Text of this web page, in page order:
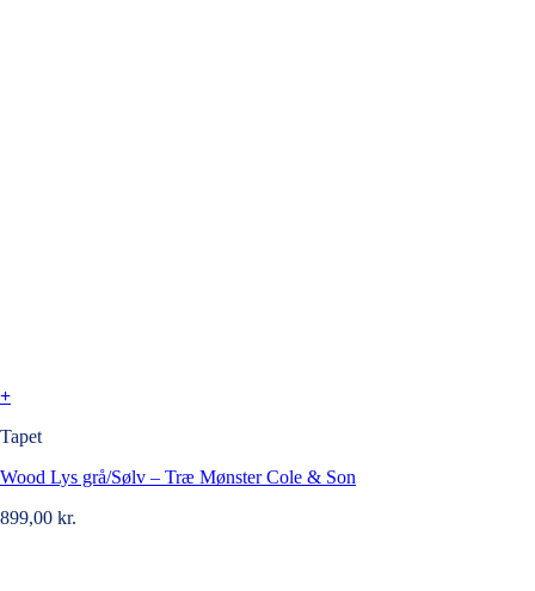
+
Tapet
Wood Lys grå/Sølv – Træ Mønster Cole & Son
899,00 kr.